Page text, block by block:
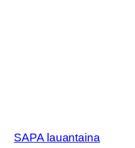
SAPA lauantaina